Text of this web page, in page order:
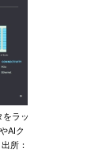
をラッ
AIク
所：